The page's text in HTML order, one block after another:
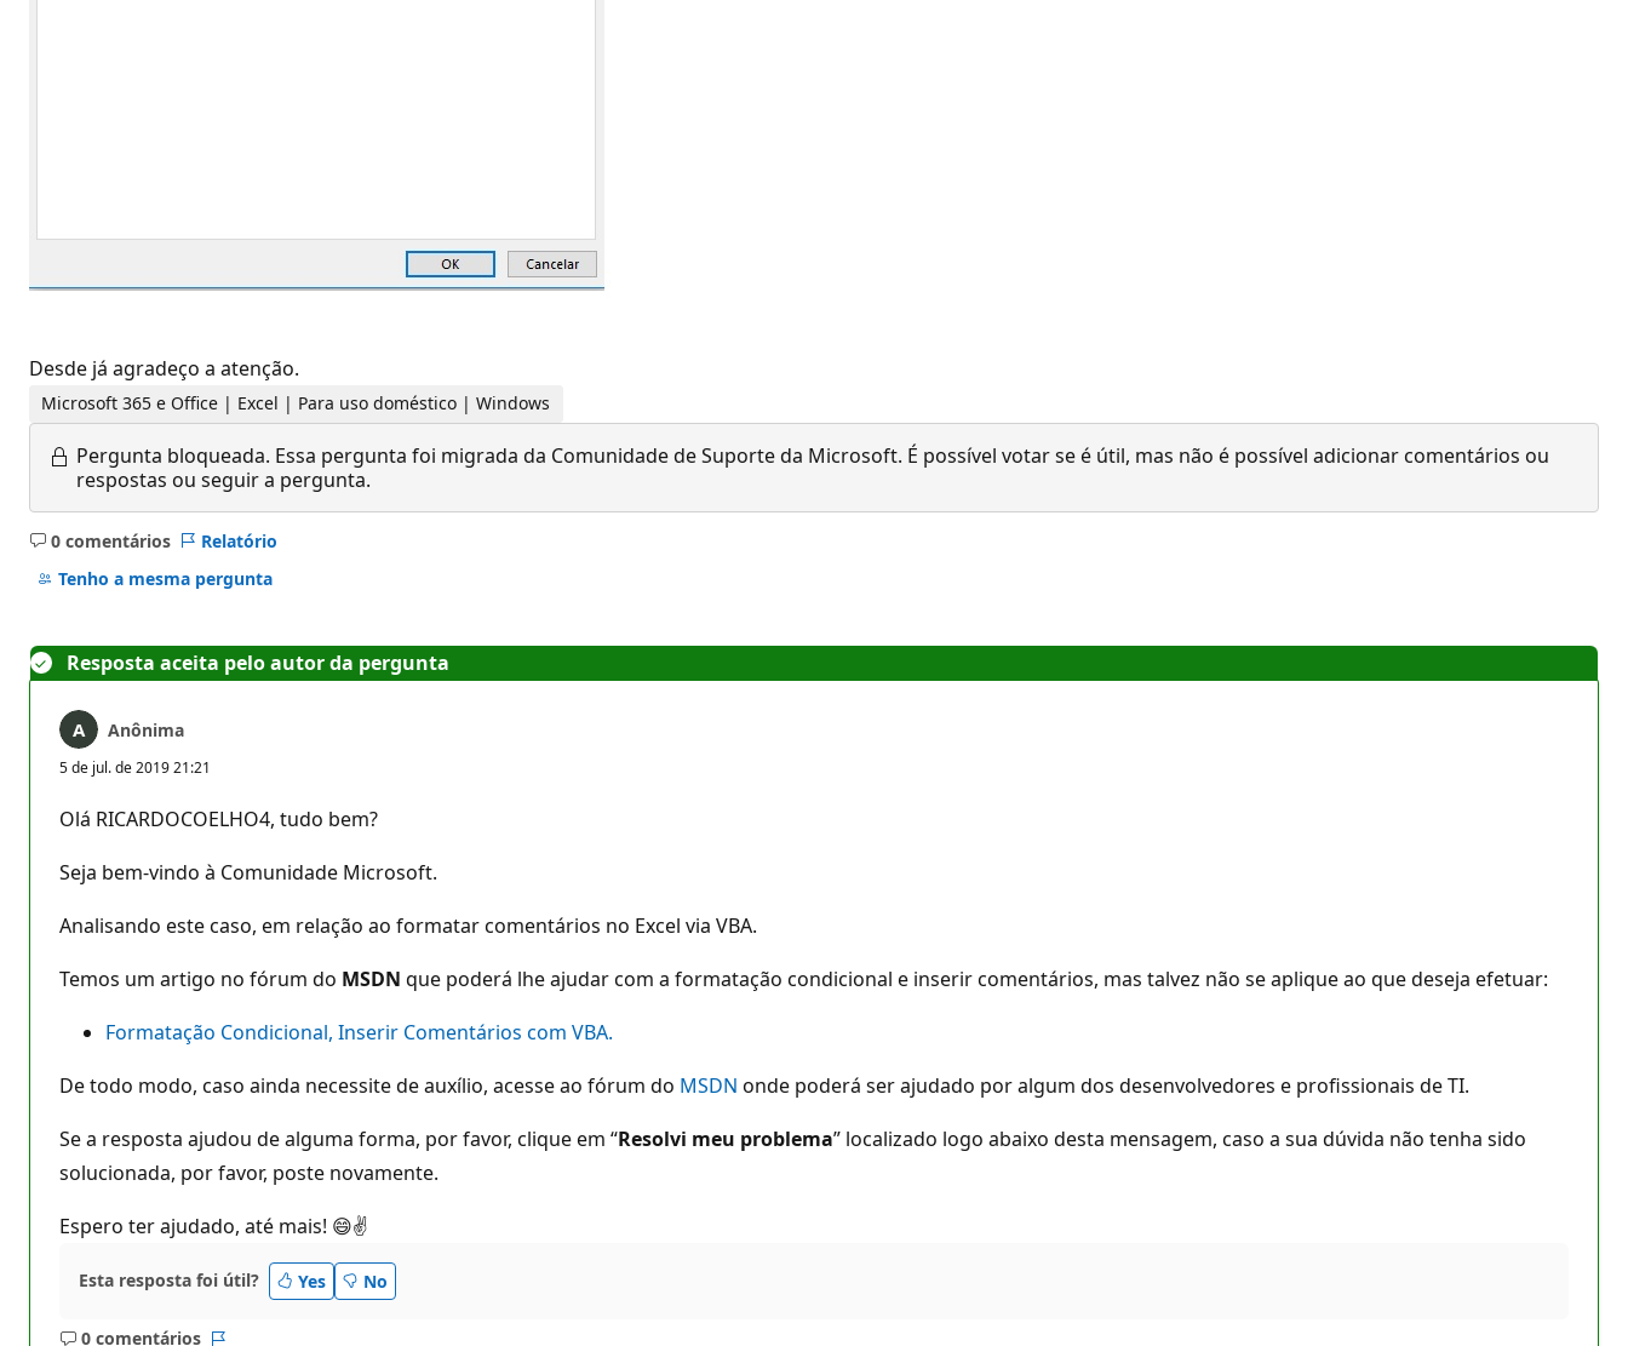
Desde já agradeço a atenção.
Microsoft 365 e Office | Excel | Para uso doméstico | Windows
Pergunta bloqueada. Essa pergunta foi migrada da Comunidade de Suporte da Microsoft. É possível votar se é útil, mas não é possível adicionar comentários ou
respostas ou seguir a pergunta.
0 comentários
Sem
comentários
Relatório
Tenho a mesma pergunta
Resposta aceita pelo autor da pergunta
Anônima
5 de jul. de 2019 21:21
Olá RICARDOCOELHO4, tudo bem?
Seja bem-vindo à Comunidade Microsoft.
Analisando este caso, em relação ao formatar comentários no Excel via VBA.
Temos um artigo no fórum do MSDN que poderá lhe ajudar com a formatação condicional e inserir comentários, mas talvez não se aplique ao que deseja efetuar:
Formatação Condicional, Inserir Comentários com VBA.
De todo modo, caso ainda necessite de auxílio, acesse ao fórum do MSDN onde poderá ser ajudado por algum dos desenvolvedores e profissionais de TI.
Se a resposta ajudou de alguma forma, por favor, clique em “Resolvi meu problema” localizado logo abaixo desta mensagem, caso a sua dúvida não tenha sido
solucionada, por favor, poste novamente.
Espero ter ajudado, até mais! 😄✌
Esta resposta foi útil? Yes No
0 comentários